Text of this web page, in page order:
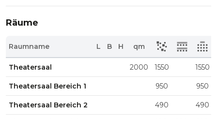
Räume
Raumname L B H qm
Theatersaal 2000 1550 1550
Theatersaal Bereich 1 950 950
Theatersaal Bereich 2 490 490